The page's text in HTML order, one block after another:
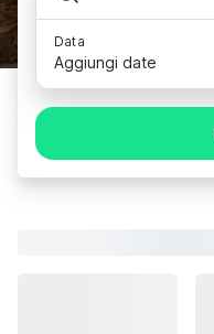
Data
Aggiungi date